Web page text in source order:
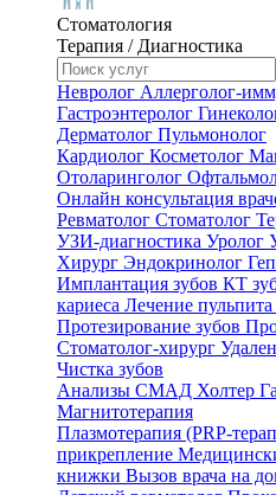
Стоматология
Терапия / Диагностика
Невролог Аллерголог-
Гастроэнтеролог
Дерматолог Пульмонолог
Кардиолог Косметолог
Отоларинголог
Онлайн консультация
Ревматолог Стоматолог
УЗИ-диагностика Уролог
Хирург Эндокринолог
Имплантация зубов КТ
кариеса Лечение пульпита
Протезирование зубов
Стоматолог-хирург
Чистка зубов
Анализы СМАД Холтер
Магнитотерапия
Плазмотерапия (PRP-
прикрепление
книжки Вызов врача на